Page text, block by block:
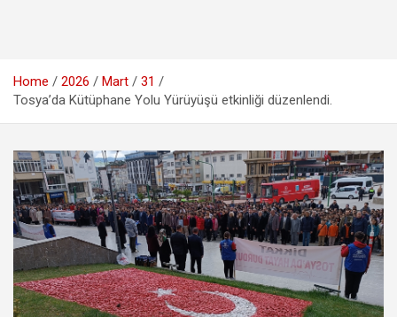
Home 2026 Mart
31
Tosya’da Kütüphane Yolu Yürüyüşü etkinliği düzenlendi.